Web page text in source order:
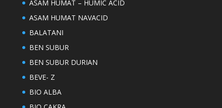
ASAM HUMAT – HUMIC ACID
ASAM HUMAT NAVACID
BALATANI
BEN SUBUR
BEN SUBUR DURIAN
BEVE- Z
BIO ALBA